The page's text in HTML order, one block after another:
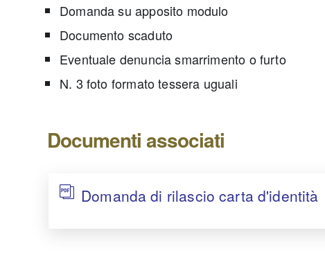
Domanda su apposito modulo
Documento scaduto
Eventuale denuncia smarrimento o furto
N. 3 foto formato tessera uguali
Documenti associati
Domanda di rilascio carta d'identità